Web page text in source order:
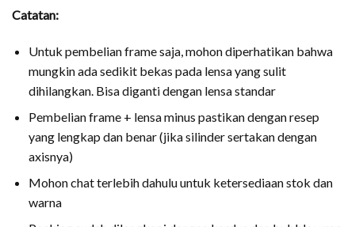
Catatan:
Untuk pembelian frame saja, mohon diperhatikan bahwa
mungkin ada sedikit bekas pada lensa yang sulit
dihilangkan. Bisa diganti dengan lensa standar
Pembelian frame + lensa minus pastikan dengan resep
yang lengkap dan benar (jika silinder sertakan dengan
axisnya)
Mohon chat terlebih dahulu untuk ketersediaan stok dan
warna